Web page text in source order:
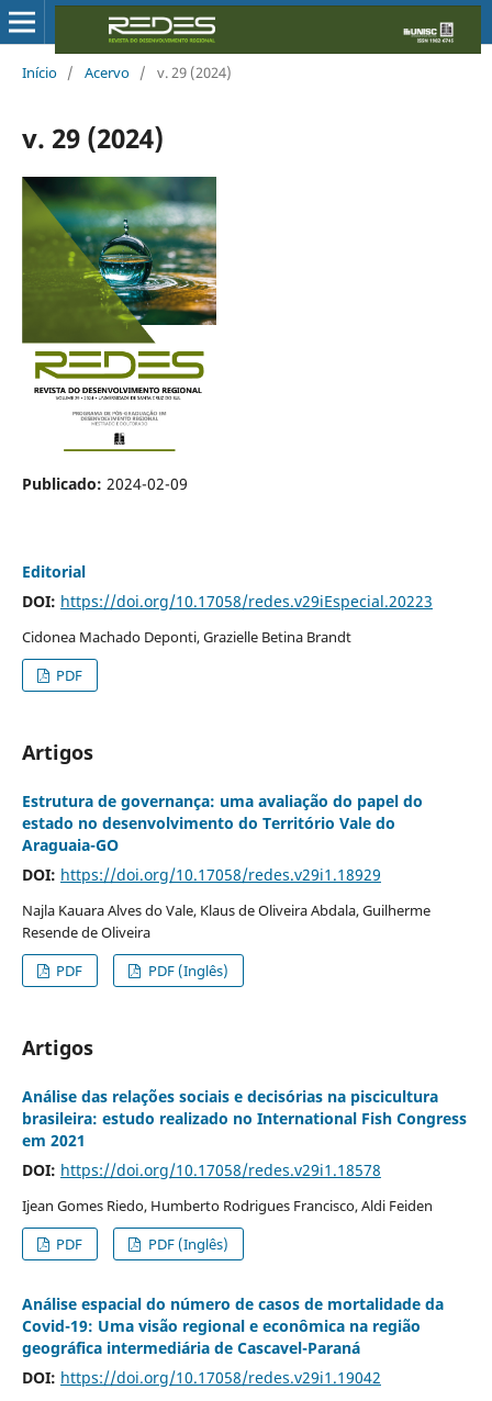
Início / Acervo / v. 29 (2024)
v. 29 (2024)
Publicado: 2024-02-09
Editorial
DOI: https://doi.org/10.17058/redes.v29iEspecial.20223
Cidonea Machado Deponti, Grazielle Betina Brandt
PDF
Artigos
Estrutura de governança: uma avaliação do papel do
estado no desenvolvimento do Território Vale do
Araguaia-GO
DOI: https://doi.org/10.17058/redes.v29i1.18929
Najla Kauara Alves do Vale, Klaus de Oliveira Abdala, Guilherme
Resende de Oliveira
PDF
PDF (Inglês)
Artigos
Análise das relações sociais e decisórias na piscicultura
brasileira: estudo realizado no International Fish Congress
em 2021
DOI: https://doi.org/10.17058/redes.v29i1.18578
Ijean Gomes Riedo, Humberto Rodrigues Francisco, Aldi Feiden
PDF
PDF (Inglês)
Análise espacial do número de casos de mortalidade da
Covid-19: Uma visão regional e econômica na região
geográfica intermediária de Cascavel-Paraná
DOI: https://doi.org/10.17058/redes.v29i1.19042